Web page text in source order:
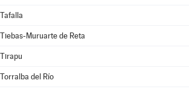
Tafalla
Tiebas-Muruarte de Reta
Tirapu
Torralba del Río